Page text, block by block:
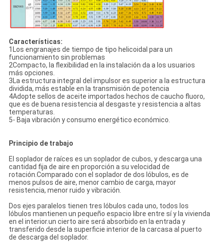
Características:
1Los engranajes de tiempo de tipo helicoidal para un
funcionamiento sin problemas
2Compacto, la flexibilidad en la instalación da a los usuarios
más opciones.
3La estructura integral del impulsor es superior a la estructura
dividida, más estable en la transmisión de potencia
4Adopte sellos de aceite importados hechos de caucho fluoro,
que es de buena resistencia al desgaste y resistencia a altas
temperaturas.
5- Baja vibración y consumo energético económico.
Principio de trabajo
El soplador de raíces es un soplador de cubos, y descarga una
cantidad fija de aire en proporción a su velocidad de
rotación.Comparado con el soplador de dos lóbulos, es de
menos pulsos de aire, menor cambio de carga, mayor
resistencia, menor ruido y vibración.
Dos ejes paralelos tienen tres lóbulos cada uno, todos los
lóbulos mantienen un pequeño espacio libre entre sí y la vivienda
en el interior.un cierto aire será absorbido en la entrada y
transferido desde la superficie interior de la carcasa al puerto
de descarga del soplador.